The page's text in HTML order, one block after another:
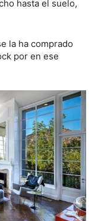
hasta el suelo,
la ha comprado
por en ese